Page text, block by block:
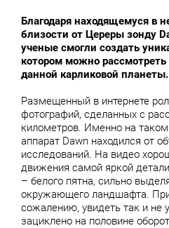
Благодаря находящемуся в
близости от Цереры зонду
ученые смогли создать
котором можно
данной карликовой планеты.
Размещенный в интернете
фотографий, сделанных с
километров. Именно на
аппарат Dawn находился от
исследований. На видео
движения самой яркой
– белого пятна, сильно
окружающего ландшафта.
сожалению, увидеть так и не
зациклено на половине